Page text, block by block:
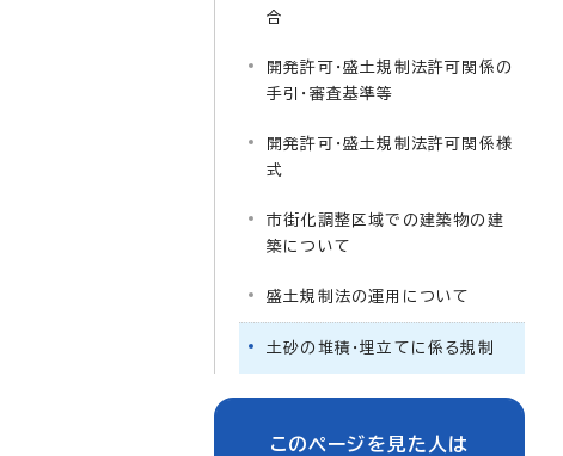
合
開発許可・盛土規制法許可関係の
手引・審査基準等
開発許可・盛土規制法許可関係様
式
市街化調整区域での建築物の建
築について
盛土規制法の運用について
土砂の堆積・埋立てに係る規制
このページを見た人は